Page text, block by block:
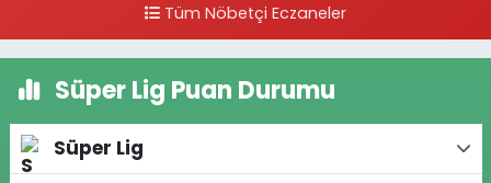
Tüm Nöbetçi Eczaneler
Süper Lig Puan Durumu
Süper Lig